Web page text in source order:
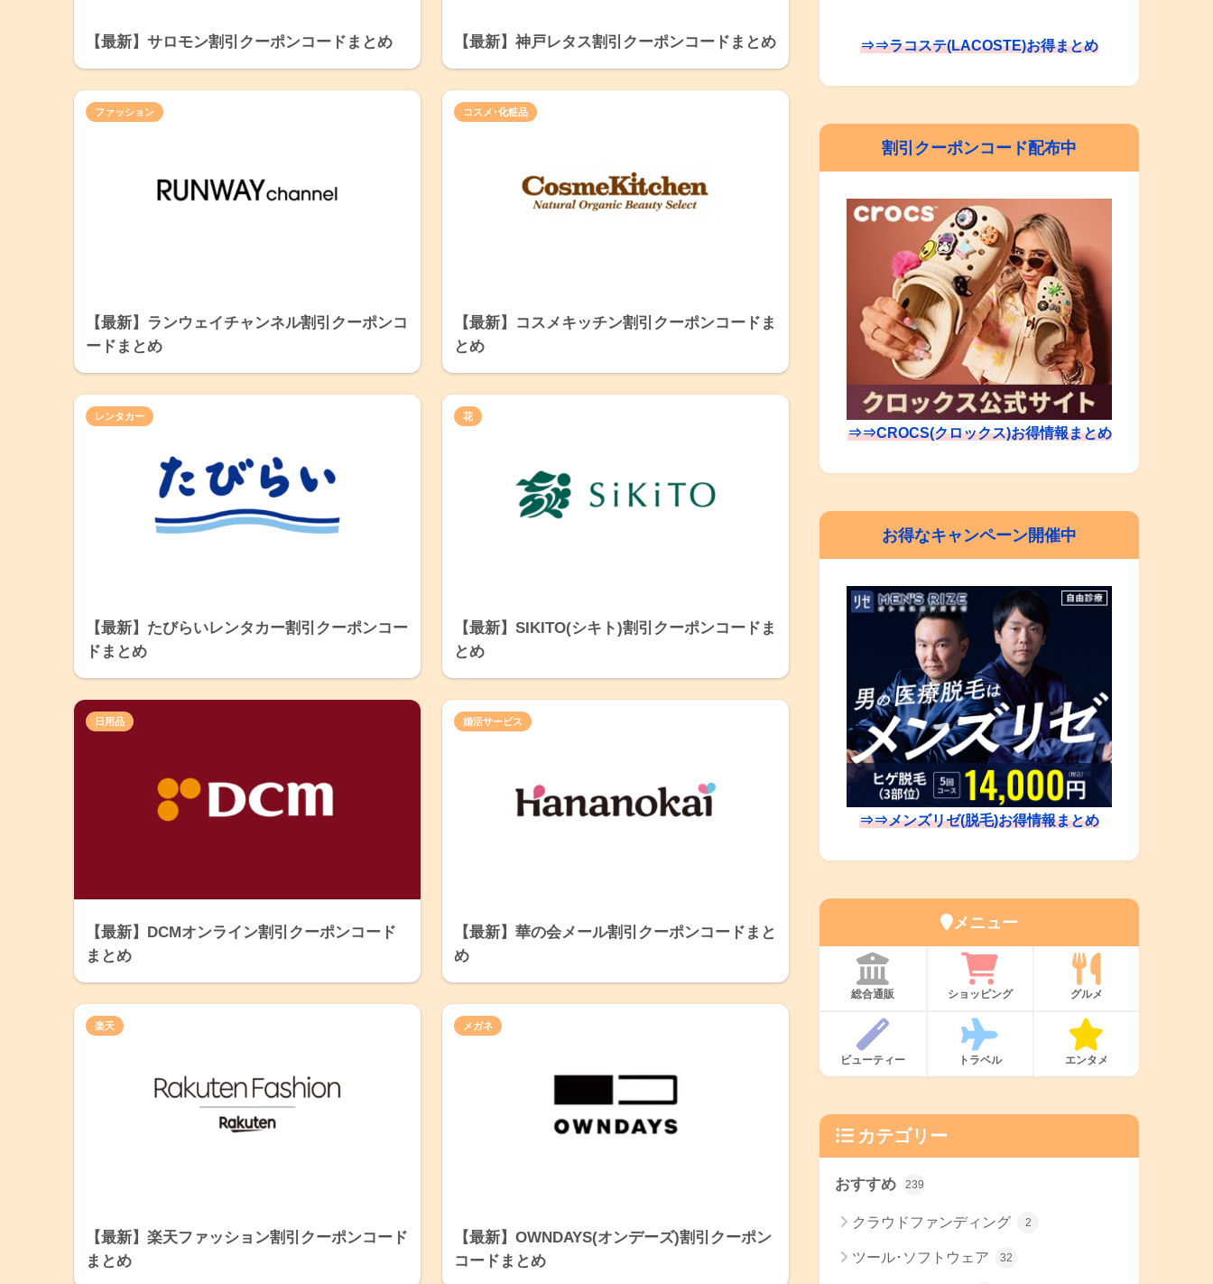
【最新】サロモン割引クーポンコードまとめ 【最新】神戸レタス割引クーポンコードまとめ
【最新】ランウェイチャンネル割引クーポンコ
ードまとめ
ファッション
【最新】コスメキッチン割引クーポンコードま
とめ
コスメ･化粧品
【最新】たびらいレンタカー割引クーポンコー
ドまとめ
レンタカー
【最新】SIKITO(シキト)割引クーポンコードま
とめ
花
【最新】DCMオンライン割引クーポンコード
まとめ
日用品
【最新】華の会メール割引クーポンコードまと
め
婚活サービス
【最新】楽天ファッション割引クーポンコード
まとめ
楽天
【最新】OWNDAYS(オンデーズ)割引クーポン
コードまとめ
メガネ
⇒⇒ラコステ(LACOSTE)お得まとめ
割引クーポンコード配布中
⇒⇒CROCS(クロックス)お得情報まとめ
お得なキャンペーン開催中
⇒⇒メンズリゼ(脱毛)お得情報まとめ
メニュー
総合通販 ショッピング グルメ
ビューティー トラベル エンタメ
カテゴリー
おすすめ 239
クラウドファンディング 2
ツール･ソフトウェア 32